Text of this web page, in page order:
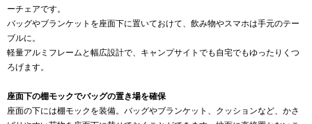
ーチェアです。
バッグやブランケットを座面下に置いておけて、飲み物やスマホは手元のテー
ブルに。
軽量アルミフレームと幅広設計で、キャンプサイトでも自宅でもゆったりくつ
ろげます。
座面下の棚モックでバッグの置き場を確保
座面の下には棚モックを装備。バッグやブランケット、クッションなど、かさ